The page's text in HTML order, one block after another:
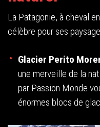
La Patagonie, à cheval
célèbre pour ses
Glacier Perito
une merveille de la
par Passion Monde
énormes blocs de